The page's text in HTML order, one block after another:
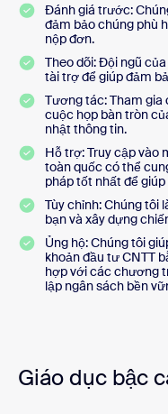
Đánh giá trước:
đảm bảo chúng phù
nộp đơn.
Theo dõi: Đội ngũ
tài trợ để giúp đảm
Tương tác: Tham gia
cuộc họp bàn tròn
nhật thông tin.
Hỗ trợ: Truy cập vào
toàn quốc có thể
pháp tốt nhất để
Tùy chỉnh: Chúng tôi
bạn và xây dựng
Ủng hộ: Chúng tôi
khoản đầu tư CNTT
hợp với các chương
lập ngân sách bền
Giáo dục bậc